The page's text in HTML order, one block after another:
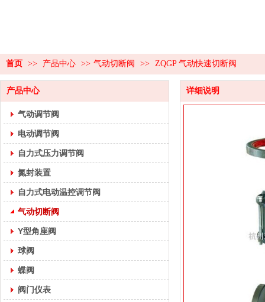
首页 >> 产品中心 >> 气动切断阀 >> ZQGP 气动快速切断阀
产品中心
气动调节阀
电动调节阀
自力式压力调节阀
氮封装置
自力式电动温控调节阀
气动切断阀
Y型角座阀
球阀
蝶阀
阀门仪表
详细说明